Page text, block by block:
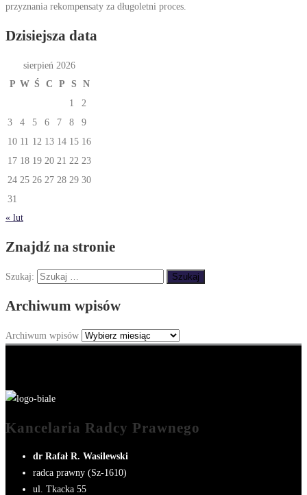
przyznania rekompensaty za długoletni proces.
Dzisiejsza data
sierpień 2026
P W Ś C P S
N
1
2
3
4 5 6 7 8
9
10 11 12 13 14 15 16
17 18 19 20 21 22 23
24 25 26 27 28 29 30
31
« lut
Znajdź na stronie
Szukaj:
Archiwum wpisów
Archiwum wpisów
Kancelaria Radcy Prawnego
dr Rafał R. Wasilewski
radca prawny (Sz-1610)
ul. Tkacka 55